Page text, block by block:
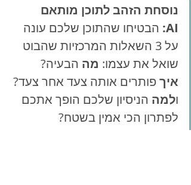
נוסחת הזהב לתוכן מותאם
AI: הבטיחו שהתוכן שלכם עונה
על 3 השאלות המרכזיות שהבוט
שואל את עצמו: מה הבעיה?
איך פותרים אותה צעד אחר צעד?
ולמה הניסיון שלכם הופך אתכם
לפתרון הכי אמין בשטח?